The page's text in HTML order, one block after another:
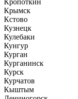
Кропоткин
Крымск
Кстово
Кузнецк
Кулебаки
Кунгур
Курган
Курганинск
Курск
Курчатов
Кыштым